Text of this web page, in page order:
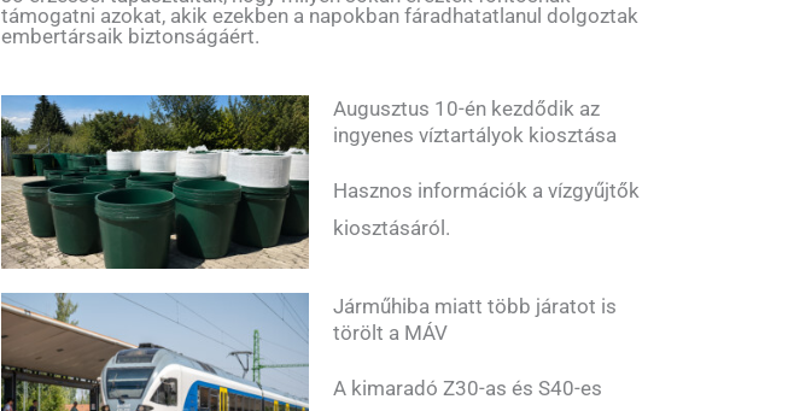
támogatni azokat, akik ezekben a napokban fáradhatatlanul dolgoztak
embertársaik biztonságáért.
Augusztus 10-én kezdődik az
ingyenes víztartályok kiosztása
Hasznos információk a vízgyűjtők
kiosztásáról.
Járműhiba miatt több járatot is
törölt a MÁV
A kimaradó Z30-as és S40-es